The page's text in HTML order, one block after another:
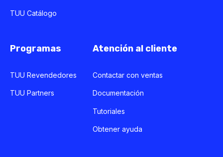
TUU Catálogo
Programas
TUU Revendedores
TUU Partners
Atención al cliente
Contactar con ventas
Documentación
Tutoriales
Obtener ayuda